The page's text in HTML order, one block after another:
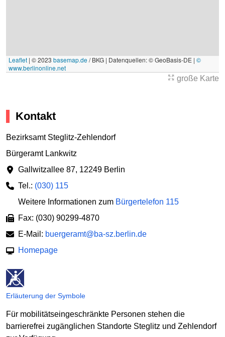
Leaflet | © 2023 basemap.de/ BKG | Datenquellen: © GeoBasis-DE | ©
www.berlinonline.net
große Karte
Kontakt
Bezirksamt Steglitz-Zehlendorf
Bürgeramt Lankwitz
Gallwitzallee 87, 12249 Berlin
Tel.: (030) 115
Weitere Informationen zum Bürgertelefon 115
Fax: (030) 90299-4870
E-Mail: buergeramt@ba-sz.berlin.de
Homepage
Erläuterung der Symbole
Für mobilitätseingeschränkte Personen stehen die
barrierefrei zugänglichen Standorte Steglitz und Zehlendorf